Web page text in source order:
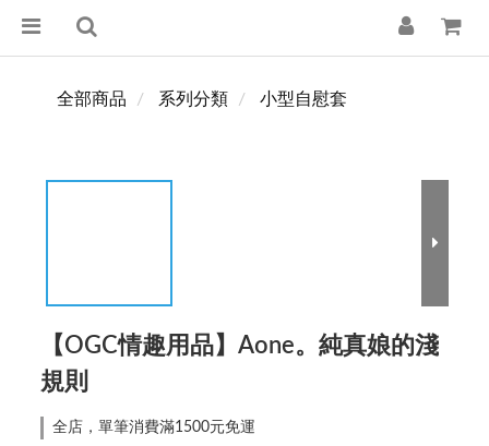
全部商品 系列分類 小型自慰套
【OGC情趣用品】Aone。純真娘的淺
規則
全店，單筆消費滿1500元免運